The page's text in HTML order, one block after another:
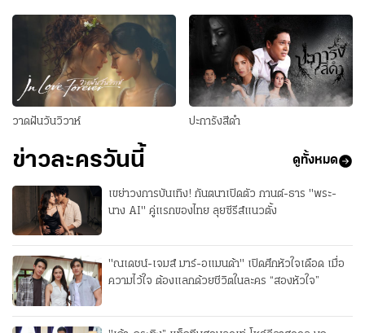
วาดฝันวันวิวาห์ ปะการังสีดำ
ข่าวละครวันนี้ ดูทั้งหมด
เขย่าวงการบันเทิง! กันตนาเปิดตัว กานต์-ธาร "พระ-
นาง AI" คู่แรกของไทย ลุยซีรีส์แนวตั้ง
"ณเดชน์-เจมส์ มาร์-อแมนด้า" เปิดศึกหัวใจเดือด เมื่อ
ความไว้ใจ ต้องแลกด้วยชีวิตในละคร “สองหัวใจ”